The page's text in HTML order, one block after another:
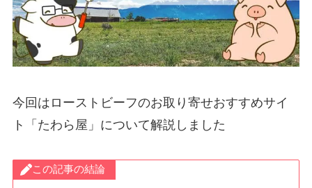
今回はローストビーフのお取り寄せおすすめサイ
ト「たわら屋」について解説しました
この記事の結論